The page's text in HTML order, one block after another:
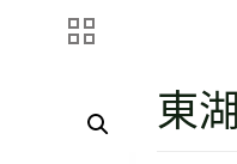
東